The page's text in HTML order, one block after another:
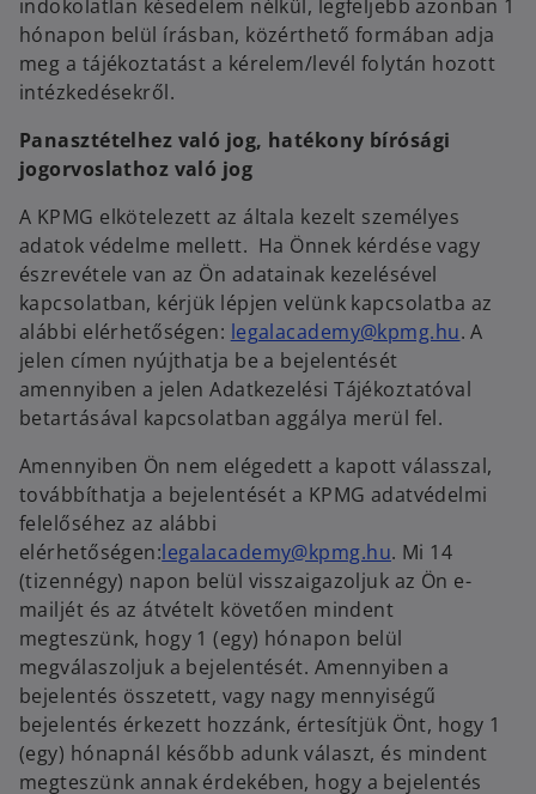
indokolatlan késedelem nélkül, legfeljebb azonban 1
hónapon belül írásban, közérthető formában adja
meg a tájékoztatást a kérelem/levél folytán hozott
intézkedésekről.
Panasztételhez való jog, hatékony bírósági
jogorvoslathoz való jog
A KPMG elkötelezett az általa kezelt személyes
adatok védelme mellett. Ha Önnek kérdése vagy
észrevétele van az Ön adatainak kezelésével
kapcsolatban, kérjük lépjen velünk kapcsolatba az
alábbi elérhetőségen: legalacademy@kpmg.huo
e
i
n
e
. A
jelen címen nyújthatja be a bejelentését
amennyiben a jelen Adatkezelési Tájékoztatóval
betartásával kapcsolatban aggálya merül fel.
Amennyiben Ön nem elégedett a kapott válasszal,
továbbíthatja a bejelentését a KPMG adatvédelmi
felelőséhez az alábbi
elérhetőségen:legalacademy@kpmg.huo
p
e
n
s
i
n
a
n
. Mi 14
(tizennégy) napon belül visszaigazoljuk az Ön e-
mailjét és az átvételt követően mindent
megteszünk, hogy 1 (egy) hónapon belül
megválaszoljuk a bejelentését. Amennyiben a
bejelentés összetett, vagy nagy mennyiségű
bejelentés érkezett hozzánk, értesítjük Önt, hogy 1
(egy) hónapnál később adunk választ, és mindent
megteszünk annak érdekében, hogy a bejelentés